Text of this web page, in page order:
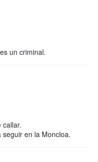
un criminal.
callar.
en la Moncloa.